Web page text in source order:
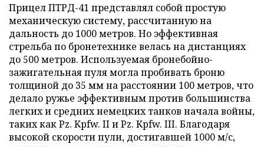
Прицел ПТРД-41 представлял собой простую
механическую систему, рассчитанную на
дальность до 1000 метров. Но эффективная
стрельба по бронетехнике велась на дистанциях
до 500 метров. Используемая бронебойно-
зажигательная пуля могла пробивать броню
толщиной до 35 мм на расстоянии 100 метров, что
делало ружье эффективным против большинства
легких и средних немецких танков начала войны,
таких как Pz. Kpfw. II и Pz. Kpfw. III. Благодаря
высокой скорости пули, достигавшей 1000 м/с,